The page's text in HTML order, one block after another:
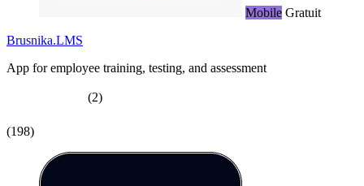
Mobile Gratuit
Brusnika.LMS
App for employee training, testing, and assessment
(2)
(198)